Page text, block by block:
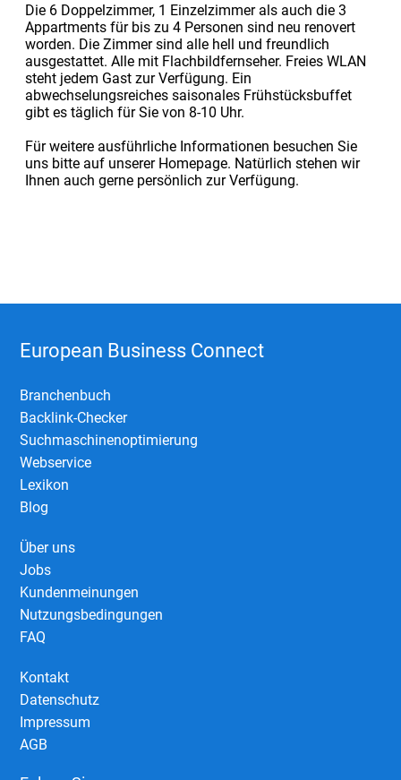
Die 6 Doppelzimmer, 1 Einzelzimmer als auch die 3
Appartments für bis zu 4 Personen sind neu renovert
worden. Die Zimmer sind alle hell und freundlich
ausgestattet. Alle mit Flachbildfernseher. Freies WLAN
steht jedem Gast zur Verfügung. Ein
abwechselungsreiches saisonales Frühstücksbuffet
gibt es täglich für Sie von 8-10 Uhr.
Für weitere ausführliche Informationen besuchen Sie
uns bitte auf unserer Homepage. Natürlich stehen wir
Ihnen auch gerne persönlich zur Verfügung.
European Business Connect
Branchenbuch
Backlink-Checker
Suchmaschinenoptimierung
Webservice
Lexikon
Blog
Über uns
Jobs
Kundenmeinungen
Nutzungsbedingungen
FAQ
Kontakt
Datenschutz
Impressum
AGB